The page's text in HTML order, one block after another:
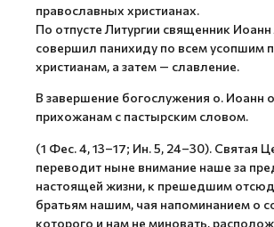
православных христианах.
По отпусте Литургии священник
совершил панихиду по всем усопшим
христианам, а затем — славление.
В завершение богослужения о. Иоанн
прихожанам с пастырским словом.
(1 Фес. 4, 13–17; Ин. 5, 24–30). Святая
переводит ныне внимание наше за
настоящей жизни, к прешедшим
братьям нашим, чая напоминанием о
которого и нам не миновать,